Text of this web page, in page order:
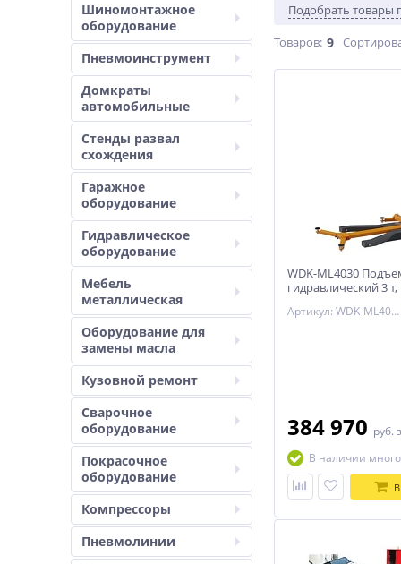
Шиномонтажное
оборудование
Пневмоинструмент
Домкраты
автомобильные
Стенды развал
схождения
Гаражное
оборудование
Гидравлическое
оборудование
Мебель
металлическая
Оборудование для
замены масла
Кузовной ремонт
Сварочное
оборудование
Покрасочное
оборудование
Компрессоры
Пневмолинии
Подобрать товары
Товаров: 9
WDK-ML4030
гидравлический 3 т,
одностоечный,
Wiederkraft
Артикул: WDK-ML4030
384 970 руб.
В наличии много